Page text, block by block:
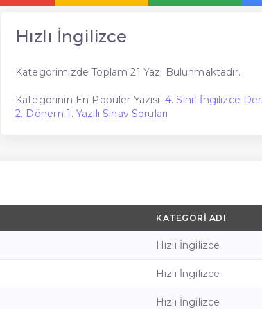
Hızlı İngilizce
Kategorimizde Toplam 21 Yazı Bulunmaktadır.
Kategorinin En Popüler Yazısı: 4. Sınıf İngilizce
2. Dönem 1. Yazılı Sınav Soruları
KATEGORI ADI
Hızlı İngilizce
Hızlı İngilizce
Hızlı İngilizce